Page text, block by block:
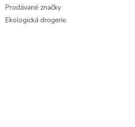
Prodávané značky
Ekologická drogerie